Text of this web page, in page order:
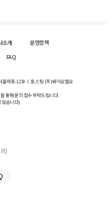
소개
운영정책
FAQ
울마포-1239 ㅣ 호스팅 (주)와이오엘오
통해 문의 접수 부탁드립니다.
않습니다)
)